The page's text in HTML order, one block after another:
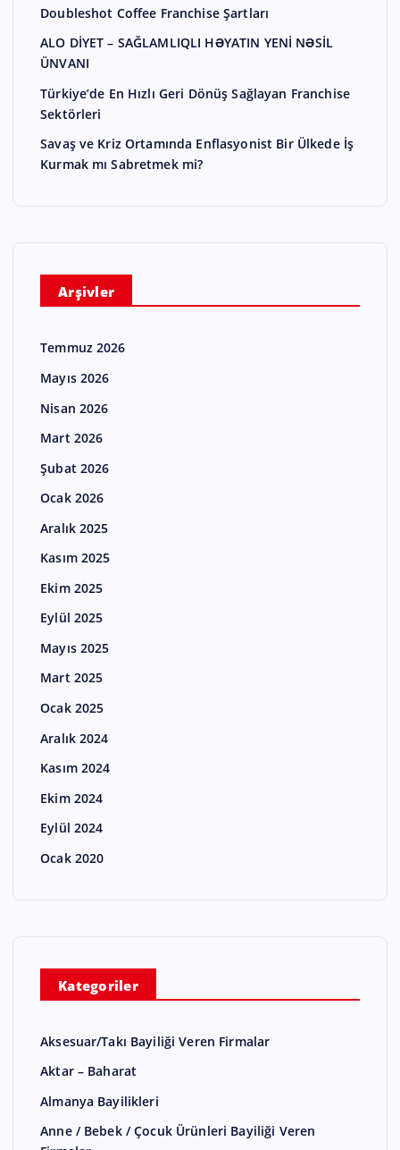
Doubleshot Coffee Franchise Şartları
ALO DİYET – SAĞLAMLIQLI HƏYATIN YENİ NƏSİL
ÜNVANI
Türkiye’de En Hızlı Geri Dönüş Sağlayan Franchise
Sektörleri
Savaş ve Kriz Ortamında Enflasyonist Bir Ülkede İş
Kurmak mı Sabretmek mi?
Arşivler
Temmuz 2026
Mayıs 2026
Nisan 2026
Mart 2026
Şubat 2026
Ocak 2026
Aralık 2025
Kasım 2025
Ekim 2025
Eylül 2025
Mayıs 2025
Mart 2025
Ocak 2025
Aralık 2024
Kasım 2024
Ekim 2024
Eylül 2024
Ocak 2020
Kategoriler
Aksesuar/Takı Bayiliği Veren Firmalar
Aktar – Baharat
Almanya Bayilikleri
Anne / Bebek / Çocuk Ürünleri Bayiliği Veren